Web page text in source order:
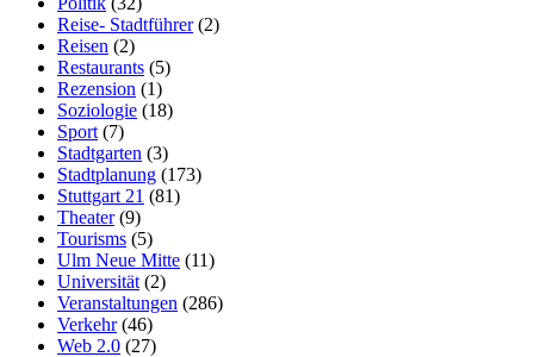
Reise- Stadtführer(2)
Reisen (2)
Restaurants (5)
Rezension (1)
Soziologie (18)
Sport (7)
Stadtgarten (3)
Stadtplanung (173)
Stuttgart 21 (81)
Theater(9)
Tourisms (5)
Ulm Neue Mitte (11)
Universität (2)
Veranstaltungen (286)
Verkehr(46)
Web 2.0 (27)